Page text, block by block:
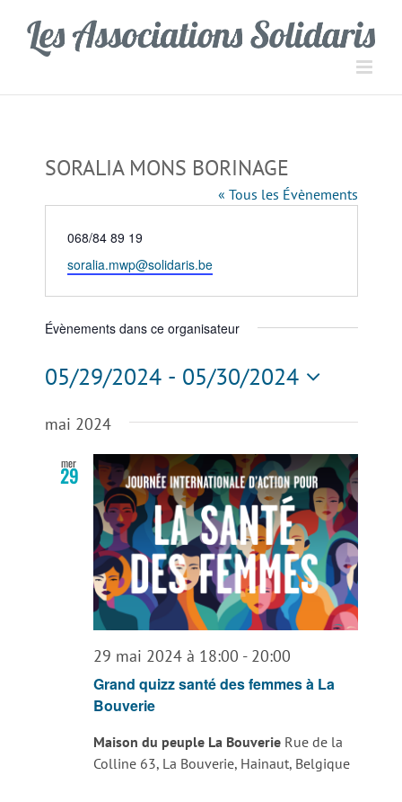
contenu
SORALIA MONS BORINAGE
« Tous les Évènements
Téléphone
068/84 89 19
Email
soralia.mwp@solidaris.be
Évènements dans ce organisateur
05/29/2024 - 05/30/2024
une
mai 2024
mer
29
29 mai 2024 à 18:00 - 20:00
Grand quizz santé des femmes à La
Bouverie
Maison du peuple La Bouverie Rue de la
Colline 63, La Bouverie, Hainaut, Belgique